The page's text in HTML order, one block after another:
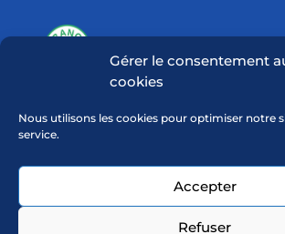
Gérer le consentement
cookies
Nous utilisons les cookies pour optimiser notre
service.
Accepter
Refuser
SUIVEZ-NOUS SUR